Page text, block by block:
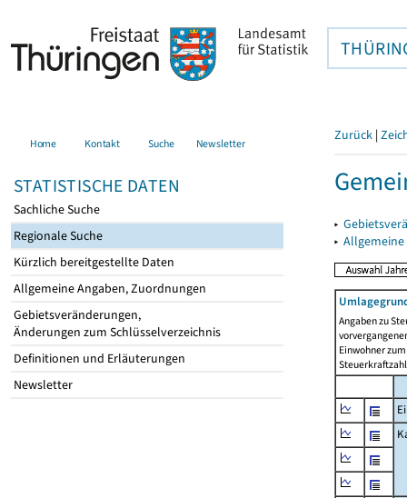
Home Kontakt Suche Newsletter
STATISTISCHE DATEN
Sachliche Suche
Regionale Suche
Kürzlich bereitgestellte Daten
Allgemeine Angaben, Zuordnungen
Gebietsveränderungen,
Änderungen zum Schlüsselverzeichnis
Definitionen und Erläuterungen
Newsletter
Zurück |
▸
▸
Angaben zu
Einwohner